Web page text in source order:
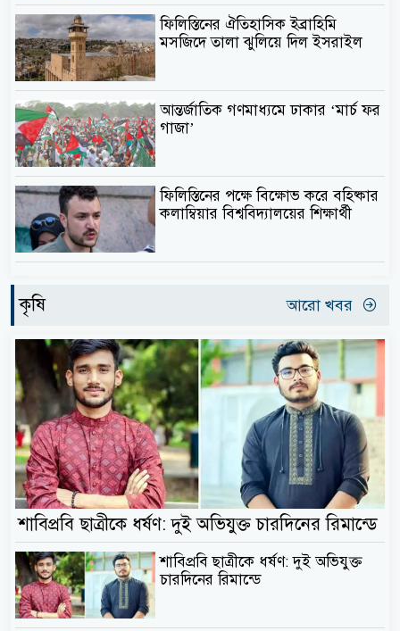
ফিলিস্তিনের ঐতিহাসিক ইব্রাহিমি
মসজিদে তালা ঝুলিয়ে দিল ইসরাইল
আন্তর্জাতিক গণমাধ্যমে ঢাকার ‘মার্চ ফর
গাজা’
ফিলিস্তিনের পক্ষে বিক্ষোভ করে বহিষ্কার
কলাম্বিয়ার বিশ্ববিদ্যালয়ের শিক্ষার্থী
কৃষি আরো খবর
শাবিপ্রবি ছাত্রীকে ধর্ষণ: দুই অভিযুক্ত চারদিনের রিমান্ডে
শাবিপ্রবি ছাত্রীকে ধর্ষণ: দুই অভিযুক্ত
চারদিনের রিমান্ডে